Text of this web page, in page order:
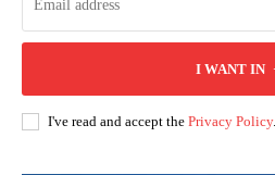
I WANT IN
I've read and accept the Privacy Policy.